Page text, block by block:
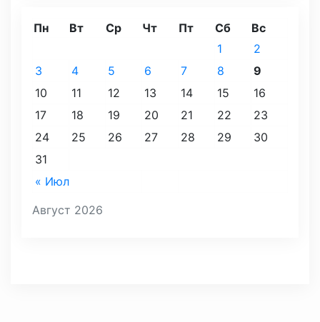
Август 2026
Пн Вт Ср Чт Пт Сб Вс
« Июл
1
2
3
4 5 6 7 8
9
10
11 12 13 14 15
16
17
18 19 20 21 22
23
24
25 26 27 28 29
30
31